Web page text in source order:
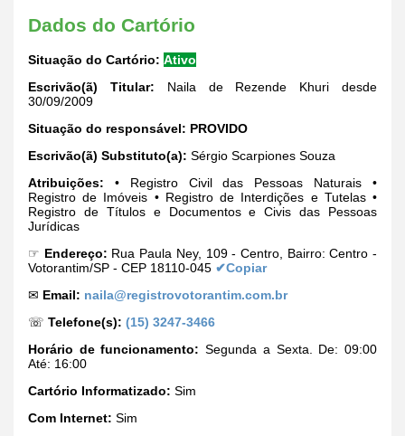
Dados do Cartório
Situação do Cartório: Ativo
Escrivão(ã) Titular: Naila de Rezende Khuri desde
30/09/2009
Situação do responsável: PROVIDO
Escrivão(ã) Substituto(a): Sérgio Scarpiones Souza
Atribuições: • Registro Civil das Pessoas Naturais •
Registro de Imóveis • Registro de Interdições e Tutelas •
Registro de Títulos e Documentos e Civis das Pessoas
Jurídicas
☞ Endereço: Rua Paula Ney, 109 - Centro, Bairro: Centro -
Votorantim/SP - CEP 18110-045 ✔Copiar
✉ Email: naila@registrovotorantim.com.br
☏ Telefone(s): (15) 3247-3466
Horário de funcionamento: Segunda a Sexta. De: 09:00
Até: 16:00
Cartório Informatizado: Sim
Com Internet: Sim